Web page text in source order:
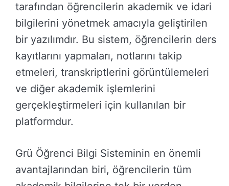
tarafından öğrencilerin akademik ve idari
bilgilerini yönetmek amacıyla geliştirilen
bir yazılımdır. Bu sistem, öğrencilerin ders
kayıtlarını yapmaları, notlarını takip
etmeleri, transkriptlerini görüntülemeleri
ve diğer akademik işlemlerini
gerçekleştirmeleri için kullanılan bir
platformdur.
Grü Öğrenci Bilgi Sisteminin en önemli
avantajlarından biri, öğrencilerin tüm